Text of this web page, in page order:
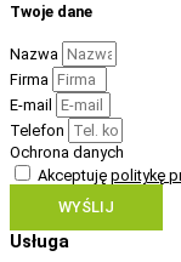
Twoje dane
Nazwa
Firma
E-mail
Telefon
Ochrona danych
Akceptuję politykę
WYŚLIJ
Usługa